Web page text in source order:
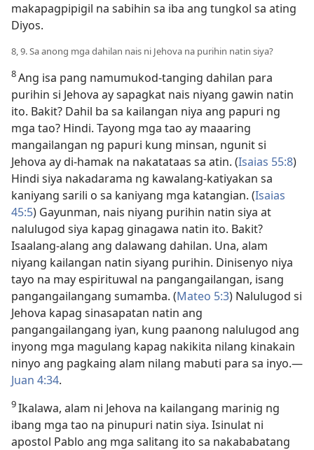
makapagpipigil na sabihin sa iba ang tungkol sa ating
Diyos.
8, 9. Sa anong mga dahilan nais ni Jehova na purihin natin siya?
8Ang isa pang namumukod-tanging dahilan para
purihin si Jehova ay sapagkat nais niyang gawin natin
ito. Bakit? Dahil ba sa kailangan niya ang papuri ng
mga tao? Hindi. Tayong mga tao ay maaaring
mangailangan ng papuri kung minsan, ngunit si
Jehova ay di-hamak na nakatataas sa atin. (Isaias 55:8)
Hindi siya nakadarama ng kawalang-katiyakan sa
kaniyang sarili o sa kaniyang mga katangian. (Isaias
45:5) Gayunman, nais niyang purihin natin siya at
nalulugod siya kapag ginagawa natin ito. Bakit?
Isaalang-alang ang dalawang dahilan. Una, alam
niyang kailangan natin siyang purihin. Dinisenyo niya
tayo na may espirituwal na pangangailangan, isang
pangangailangang sumamba. (Mateo 5:3) Nalulugod si
Jehova kapag sinasapatan natin ang
pangangailangang iyan, kung paanong nalulugod ang
inyong mga magulang kapag nakikita nilang kinakain
ninyo ang pagkaing alam nilang mabuti para sa inyo.​—
Juan 4:34.
9Ikalawa, alam ni Jehova na kailangang marinig ng
ibang mga tao na pinupuri natin siya. Isinulat ni
apostol Pablo ang mga salitang ito sa nakababatang